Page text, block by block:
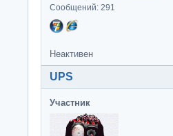
Сообщений: 291
Неактивен
UPS
Участник